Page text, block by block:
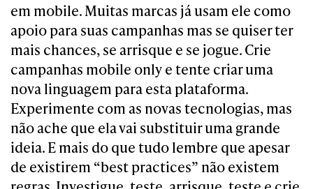
em mobile. Muitas marcas já usam ele como
apoio para suas campanhas mas se quiser ter
mais chances, se arrisque e se jogue. Crie
campanhas mobile only e tente criar uma
nova linguagem para esta plataforma.
Experimente com as novas tecnologias, mas
não ache que ela vai substituir uma grande
ideia. E mais do que tudo lembre que apesar
de existirem “best practices” não existem